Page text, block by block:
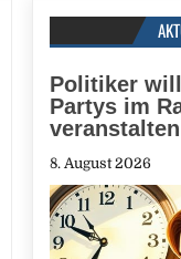
Politiker
Partys im
veranstalten
8. August 2026